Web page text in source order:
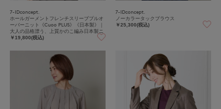
7-IDconcept.
ホールガーメントフレンチスリーブプルオ
ーバーニット《Cuoo PLUS》《日本製》｜
大人の品格漂う、上質かのこ編み日本製ニ
ット
￥19,800(税込)
7-IDconcept.
ノーカラータックブラウス
￥25,300(税込)